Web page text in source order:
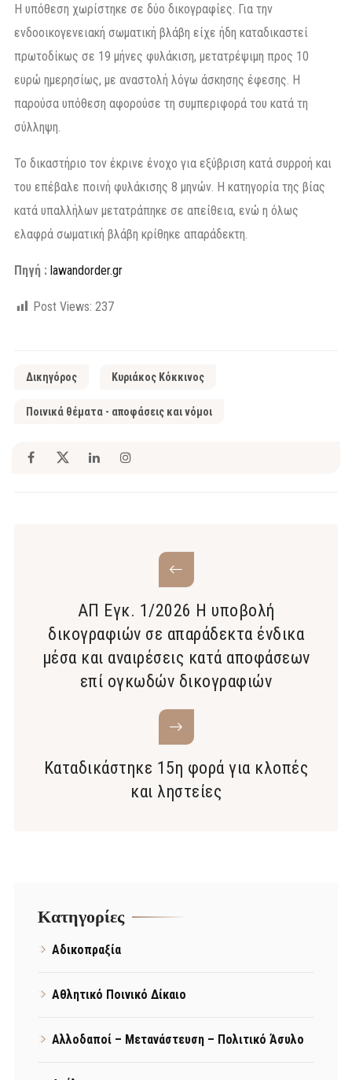
Η υπόθεση χωρίστηκε σε δύο δικογραφίες. Για την
ενδοοικογενειακή σωματική βλάβη είχε ήδη καταδικαστεί
πρωτοδίκως σε 19 μήνες φυλάκιση, μετατρέψιμη προς 10
ευρώ ημερησίως, με αναστολή λόγω άσκησης έφεσης. Η
παρούσα υπόθεση αφορούσε τη συμπεριφορά του κατά τη
σύλληψη.
Το δικαστήριο τον έκρινε ένοχο για εξύβριση κατά συρροή και
του επέβαλε ποινή φυλάκισης 8 μηνών. Η κατηγορία της βίας
κατά υπαλλήλων μετατράπηκε σε απείθεια, ενώ η όλως
ελαφρά σωματική βλάβη κρίθηκε απαράδεκτη.
Πηγή : lawandorder.gr
Post Views: 237
Δικηγόρος Κυριάκος Κόκκινος
Ποινικά θέματα - αποφάσεις και νόμοι
ΑΠ Εγκ. 1/2026 Η υποβολή
δικογραφιών σε απαράδεκτα ένδικα
μέσα και αναιρέσεις κατά αποφάσεων
επί ογκωδών δικογραφιών
Καταδικάστηκε 15η φορά για κλοπές
και ληστείες
Kατηγορίες
Αδικοπραξία
Αθλητικό Ποινικό Δίκαιο
Αλλοδαποί – Μετανάστευση – Πολιτικό Άσυλο